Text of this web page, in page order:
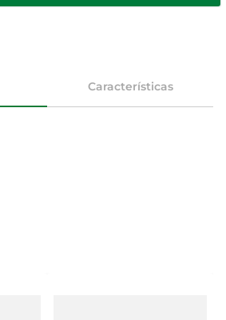
Características